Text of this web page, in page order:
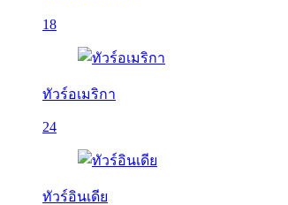
18
ทัวร์อเมริกา
24
ทัวร์อินเดีย